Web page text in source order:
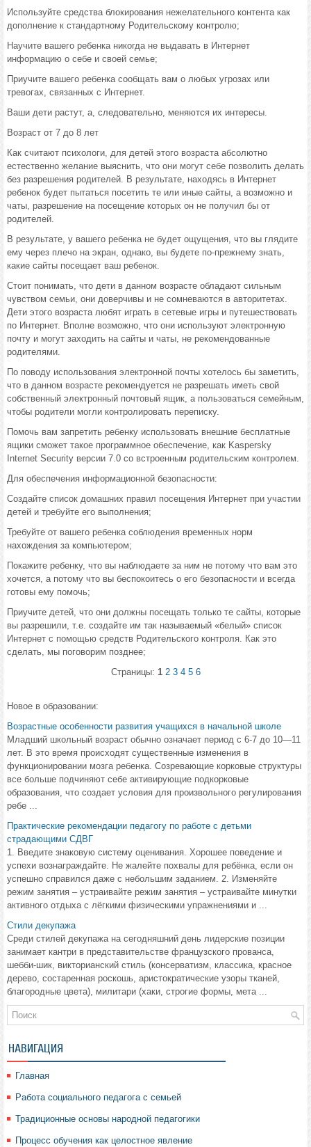
Используйте средства блокирования нежелательного контента как
дополнение к стандартному Родительскому контролю;
Научите вашего ребенка никогда не выдавать в Интернет
информацию о себе и своей семье;
Приучите вашего ребенка сообщать вам о любых угрозах или
тревогах, связанных с Интернет.
Ваши дети растут, а, следовательно, меняются их интересы.
Возраст от 7 до 8 лет
Как считают психологи, для детей этого возраста абсолютно
естественно желание выяснить, что они могут себе позволить делать
без разрешения родителей. В результате, находясь в Интернет
ребенок будет пытаться посетить те или иные сайты, а возможно и
чаты, разрешение на посещение которых он не получил бы от
родителей.
В результате, у вашего ребенка не будет ощущения, что вы глядите
ему через плечо на экран, однако, вы будете по-прежнему знать,
какие сайты посещает ваш ребенок.
Стоит понимать, что дети в данном возрасте обладают сильным
чувством семьи, они доверчивы и не сомневаются в авторитетах.
Дети этого возраста любят играть в сетевые игры и путешествовать
по Интернет. Вполне возможно, что они используют электронную
почту и могут заходить на сайты и чаты, не рекомендованные
родителями.
По поводу использования электронной почты хотелось бы заметить,
что в данном возрасте рекомендуется не разрешать иметь свой
собственный электронный почтовый ящик, а пользоваться семейным,
чтобы родители могли контролировать переписку.
Помочь вам запретить ребенку использовать внешние бесплатные
ящики сможет такое программное обеспечение, как Kaspersky
Internet Security версии 7.0 со встроенным родительским контролем.
Для обеспечения информационной безопасности:
Создайте список домашних правил посещения Интернет при участии
детей и требуйте его выполнения;
Требуйте от вашего ребенка соблюдения временных норм
нахождения за компьютером;
Покажите ребенку, что вы наблюдаете за ним не потому что вам это
хочется, а потому что вы беспокоитесь о его безопасности и всегда
готовы ему помочь;
Приучите детей, что они должны посещать только те сайты, которые
вы разрешили, т.е. создайте им так называемый «белый» список
Интернет с помощью средств Родительского контроля. Как это
сделать, мы поговорим позднее;
Страницы: 1 2 3 4 5 6
Новое в образовании:
Возрастные особенности развития учащихся в начальной школе
Младший школьный возраст обычно означает период с 6-7 до 10—11
лет. В это время происходят существенные изменения в
функционировании мозга ребенка. Созревающие корковые структуры
все больше подчиняют себе активирующие подкорковые
образования, что создает условия для произвольного регулирования
ребе ...
Практические рекомендации педагогу по работе с детьми
страдающими СДВГ
1. Введите знаковую систему оценивания. Хорошее поведение и
успехи вознаграждайте. Не жалейте похвалы для ребёнка, если он
успешно справился даже с небольшим заданием. 2. Изменяйте
режим занятия – устраивайте режим занятия – устраивайте минутки
активного отдыха с лёгкими физическими упражнениями и ...
Стили декупажа
Среди стилей декупажа на сегодняшний день лидерские позиции
занимает кантри в представительстве французского прованса,
шебби-шик, викторианский стиль (консерватизм, классика, красное
дерево, состаренная роскошь, аристократические узоры тканей,
благородные цвета), милитари (хаки, строгие формы, мета ...
НАВИГАЦИЯ
Главная
Работа социального педагога с семьей
Традиционные основы народной педагогики
Процесс обучения как целостное явление